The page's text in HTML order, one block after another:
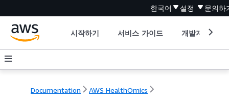
한국어 설정 문의하
시작하기 서비스 가이드 개발자 도구
Documentation AWS HealthOmics